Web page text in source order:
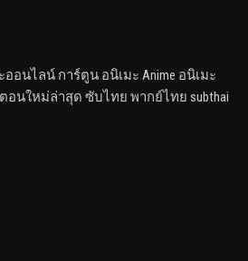
อนไลน์ การ์ตูน อนิเมะ Anime อนิเมะ
นใหม่ล่าสุด ซับไทย พากย์ไทย subthai